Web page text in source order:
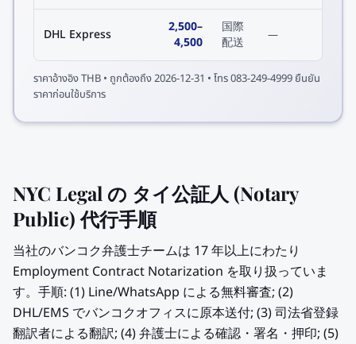
DHL Express 2,500–
4,500
国際
配送
—
ราคาอ้างอิงTHB • ถูกต้องถึง2026-12-31 • โทร 083-249-4999 ยืนยัน
ราคาก่อนใช้บริการ
NYC Legal の タイ公証人 (Notary
Public) 代行手順
当社のバンコク弁護士チームは 17 年以上にわたり
Employment Contract Notarization を取り扱っていま
す。手順: (1) Line/WhatsApp による無料審査; (2)
DHL/EMS でバンコクオフィスに原本送付; (3) 司法省登録
翻訳者による翻訳; (4) 弁護士による確認・署名・押印; (5)